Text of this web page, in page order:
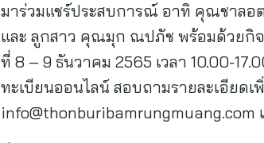
มาร่วมแชร์ประสบการณ์ อาทิ คุณชา
และ ลูกสาว คุณมุก ณปภัช พร้อมด้วยกิจ
ที่ 8 – 9 ธันวาคม 2565 เวลา 10.00-
ทะเบียนออนไลน์ สอบถามรายละเอียดเ
info@thonburibamrungmuang.com